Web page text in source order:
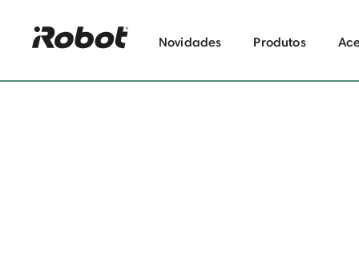
Novidades Produtos